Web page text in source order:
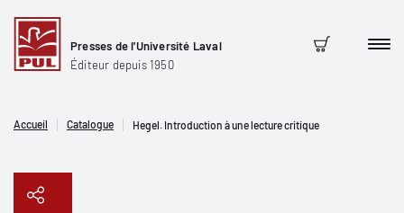
Presses de l'Université Laval
Éditeur depuis 1950
Panier
Accueil Catalogue Hegel. Introduction à une lecture critique